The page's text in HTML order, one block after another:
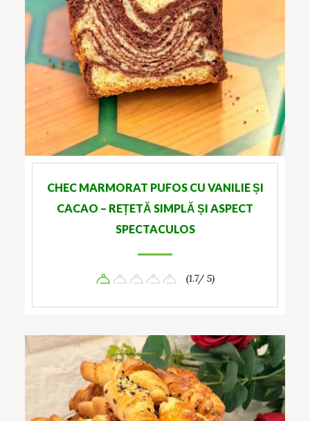
CHEC MARMORAT PUFOS CU VANILIE ȘI
CACAO – REȚETĂ SIMPLĂ ȘI ASPECT
SPECTACULOS
(1.7/ 5)